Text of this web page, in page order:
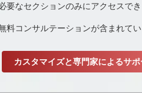
要なセクションのみにアクセスで
料コンサルテーションが含まれて
カスタマイズと専門家によるサ